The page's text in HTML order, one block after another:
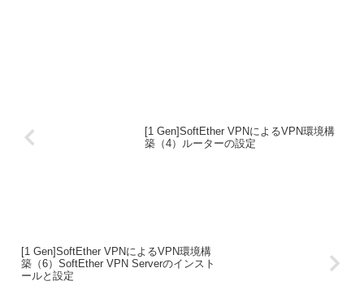
[1 Gen]SoftEther VPNによるVPN環境構
築（4）ルーターの設定
[1 Gen]SoftEther VPNによるVPN環境構
築（6）SoftEther VPN Serverのインスト
ールと設定